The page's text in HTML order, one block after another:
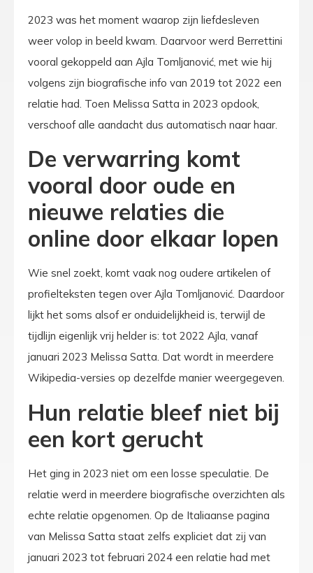
2023 was het moment waarop zijn liefdesleven
weer volop in beeld kwam. Daarvoor werd Berrettini
vooral gekoppeld aan Ajla Tomljanović, met wie hij
volgens zijn biografische info van 2019 tot 2022 een
relatie had. Toen Melissa Satta in 2023 opdook,
verschoof alle aandacht dus automatisch naar haar.
De verwarring komt
vooral door oude en
nieuwe relaties die
online door elkaar lopen
Wie snel zoekt, komt vaak nog oudere artikelen of
profielteksten tegen over Ajla Tomljanović. Daardoor
lijkt het soms alsof er onduidelijkheid is, terwijl de
tijdlijn eigenlijk vrij helder is: tot 2022 Ajla, vanaf
januari 2023 Melissa Satta. Dat wordt in meerdere
Wikipedia-versies op dezelfde manier weergegeven.
Hun relatie bleef niet bij
een kort gerucht
Het ging in 2023 niet om een losse speculatie. De
relatie werd in meerdere biografische overzichten als
echte relatie opgenomen. Op de Italiaanse pagina
van Melissa Satta staat zelfs expliciet dat zij van
januari 2023 tot februari 2024 een relatie had met